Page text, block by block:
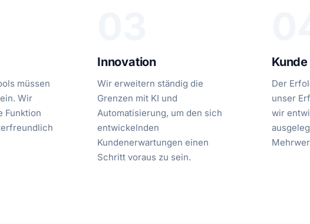
müssen
Wir
Funktion
Innovation
Wir erweitern ständig die
Grenzen mit KI und
Automatisierung, um den sich
entwickelnden
Kundenerwartungen einen
Schritt voraus zu sein.
Der
unser
wir